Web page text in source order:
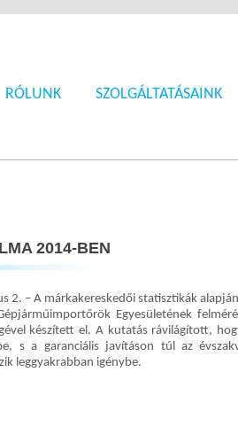
RÓLUNK SZOLGÁLTATÁSAINK
2014-BEN
2. – A márkakereskedői statisztikák
Egyesületének
készített el. A kutatás rávilágított,
s a garanciális javításon túl az
leggyakrabban igénybe.